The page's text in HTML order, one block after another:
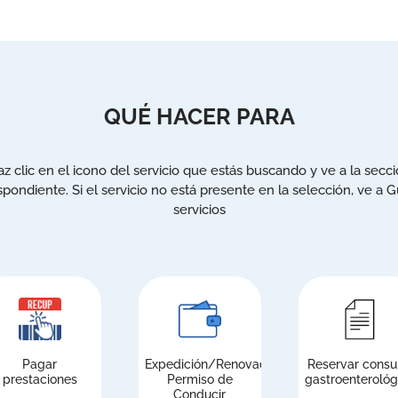
QUÉ HACER PARA
clic en el icono del servicio que estás buscando y ve a la
Si el servicio no está presente en la selección, ve a
servicios
Pagar
prestaciones
Expedición/Renovación
Permiso de
Conducir
Reservar